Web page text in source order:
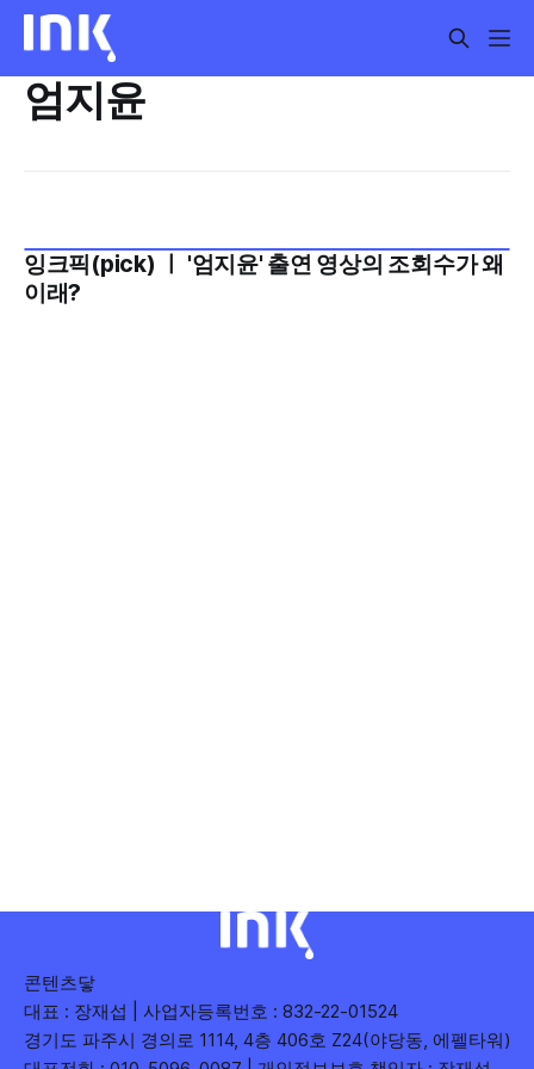
엄지윤
2023년 7월 4주
잉크픽(pick) ㅣ '엄지윤' 출연 영상의 조회수가 왜
이래?
콘텐츠닿
대표 : 장재섭 | 사업자등록번호 : 832-22-01524
경기도 파주시 경의로 1114, 4층 406호 Z24(야당동, 에펠타워)